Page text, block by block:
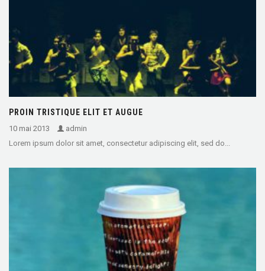
PROIN TRISTIQUE ELIT ET AUGUE
10 mai 2013
admin
Lorem ipsum dolor sit amet, consectetur adipiscing elit, sed do...